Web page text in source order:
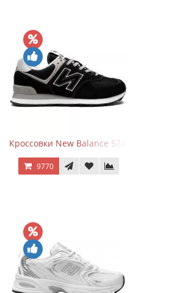
Кроссовки New Balance 574 Evergreen Black
9770